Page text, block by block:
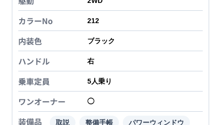
カラーNo 212
内装色 ブラック
ハンドル 右
乗車定員 5人乗り
ワンオーナー ◯
装備品 取説 整備手帳 パワーウィンドウ